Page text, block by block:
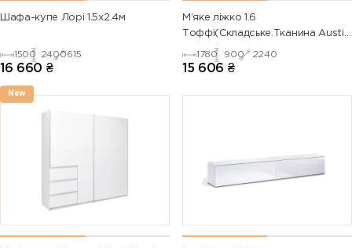
Шафа-купе Лорі 1.5х2.4м
1500 2400615
16 660 ₴
М’яке ліжко 1.6
Тоффі(Складське.Тканина Austin
1780 900 2240
15 606 ₴
New